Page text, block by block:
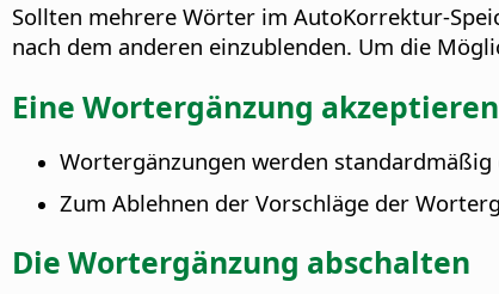
Sollten mehrere Wörter im AutoKorrektur-
nach dem anderen einzublenden. Um die
Eine Wortergänzung
Wortergänzungen werden
Zum Ablehnen der Vorschläge der
Die Wortergänzung abschalten